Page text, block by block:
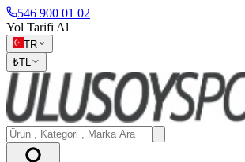
546 900 01 02
Yol Tarifi Al
TR
₺TL